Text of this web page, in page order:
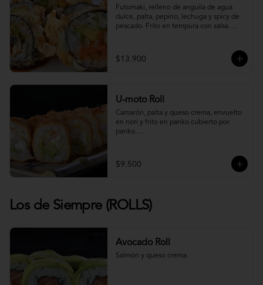
Futomaki, relleno de anguila de agua
dulce, palta, pepino, lechuga y spicy de
pescado. Frito en tempura con salsa
$13.900
U-moto Roll
Camarón, palta y queso crema, envuelto
en nori y frito en panko cubierto por
panko.
$9.500
Los de Siempre (ROLLS)
Avocado Roll
Salmón y queso crema.